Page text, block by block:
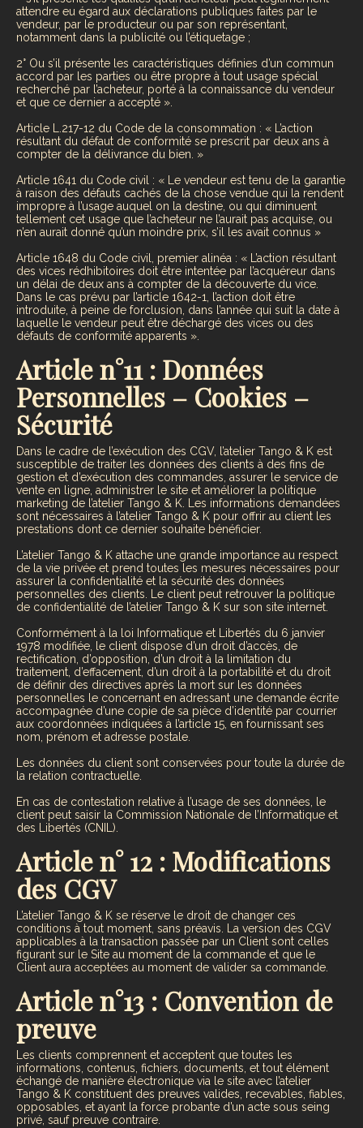
attendre eu égard aux déclarations publiques faites par le
vendeur, par le producteur ou par son représentant,
notamment dans la publicité ou l’étiquetage ;
2° Ou s’il présente les caractéristiques définies d’un commun
accord par les parties ou être propre à tout usage spécial
recherché par l’acheteur, porté à la connaissance du vendeur
et que ce dernier a accepté ».
Article L.217-12 du Code de la consommation : « L’action
résultant du défaut de conformité se prescrit par deux ans à
compter de la délivrance du bien. »
Article 1641 du Code civil : « Le vendeur est tenu de la garantie
à raison des défauts cachés de la chose vendue qui la rendent
impropre à l’usage auquel on la destine, ou qui diminuent
tellement cet usage que l’acheteur ne l’aurait pas acquise, ou
n’en aurait donné qu’un moindre prix, s’il les avait connus »
Article 1648 du Code civil, premier alinéa : « L’action résultant
des vices rédhibitoires doit être intentée par l’acquéreur dans
un délai de deux ans à compter de la découverte du vice.
Dans le cas prévu par l’article 1642-1, l’action doit être
introduite, à peine de forclusion, dans l’année qui suit la date à
laquelle le vendeur peut être déchargé des vices ou des
défauts de conformité apparents ».
Article n°11 : Données
Personnelles – Cookies –
Sécurité
Dans le cadre de l’exécution des CGV, l’atelier Tango & K est
susceptible de traiter les données des clients à des fins de
gestion et d’exécution des commandes, assurer le service de
vente en ligne, administrer le site et améliorer la politique
marketing de l’atelier Tango & K. Les informations demandées
sont nécessaires à l’atelier Tango & K pour offrir au client les
prestations dont ce dernier souhaite bénéficier.
L’atelier Tango & K attache une grande importance au respect
de la vie privée et prend toutes les mesures nécessaires pour
assurer la confidentialité et la sécurité des données
personnelles des clients. Le client peut retrouver la politique
de confidentialité de l’atelier Tango & K sur son site internet.
Conformément à la loi Informatique et Libertés du 6 janvier
1978 modifiée, le client dispose d’un droit d’accès, de
rectification, d’opposition, d’un droit à la limitation du
traitement, d’effacement, d’un droit à la portabilité et du droit
de définir des directives après la mort sur les données
personnelles le concernant en adressant une demande écrite
accompagnée d’une copie de sa pièce d’identité par courrier
aux coordonnées indiquées à l’article 15, en fournissant ses
nom, prénom et adresse postale.
Les données du client sont conservées pour toute la durée de
la relation contractuelle.
En cas de contestation relative à l’usage de ses données, le
client peut saisir la Commission Nationale de l’Informatique et
des Libertés (CNIL).
Article n° 12 : Modifications
des CGV
L’atelier Tango & K se réserve le droit de changer ces
conditions à tout moment, sans préavis. La version des CGV
applicables à la transaction passée par un Client sont celles
figurant sur le Site au moment de la commande et que le
Client aura acceptées au moment de valider sa commande.
Article n°13 : Convention de
preuve
Les clients comprennent et acceptent que toutes les
informations, contenus, fichiers, documents, et tout élément
échangé de manière électronique via le site avec l’atelier
Tango & K constituent des preuves valides, recevables, fiables,
opposables, et ayant la force probante d’un acte sous seing
privé, sauf preuve contraire.